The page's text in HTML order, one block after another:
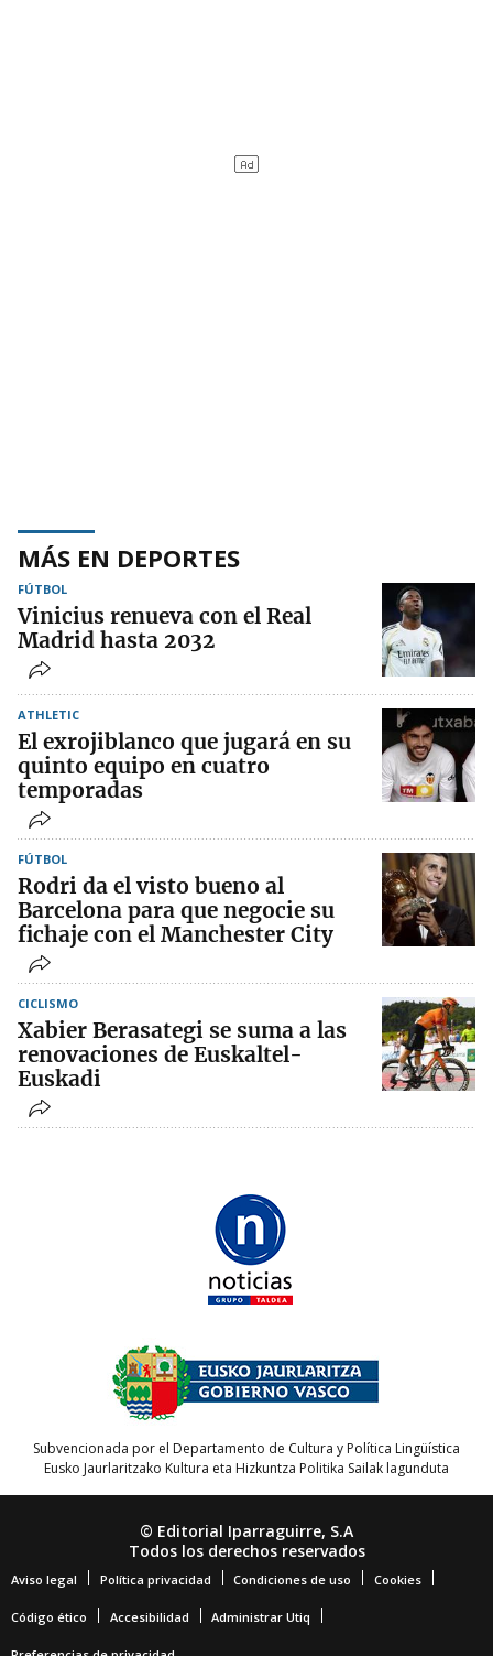
MÁS EN DEPORTES
FÚTBOL
Vinicius renueva con el Real
Madrid hasta 2032
ATHLETIC
El exrojiblanco que jugará en su
quinto equipo en cuatro
temporadas
FÚTBOL
Rodri da el visto bueno al
Barcelona para que negocie su
fichaje con el Manchester City
CICLISMO
Xabier Berasategi se suma a las
renovaciones de Euskaltel-
Euskadi
Subvencionada por el Departamento de Cultura y Política Lingüística
Eusko Jaurlaritzako Kultura eta Hizkuntza Politika Sailak lagunduta
© Editorial Iparraguirre, S.A
Todos los derechos reservados
Aviso legal Política privacidad Condiciones de uso Cookies
Código ético Accesibilidad Administrar Utiq